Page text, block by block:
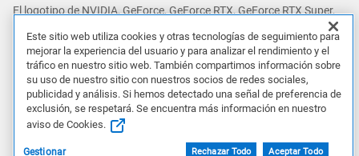
El logotipo de NVIDIA, GeForce, GeForce RTX, GeForce RTX Super,
Reflex, DLSS, CUDA, FXAA, GameStream, G-SYNC, G-SYNC Ultimate,
NVLINK, ShadowPlay, SLI, TXAA, PhysX, GeForce Experience,
GeForce NOW, Maxwell, Pascal y Turing son marcas comerciales
y/o marcas comerciales registradas de NVIDIA Corporation en los
EE. UU. y otros países. Snapdragon es una marca comercial o
marca comercial registrada de Qualcomm Incorporated. Otras
Este sitio web utiliza cookies y otras tecnologías de seguimiento para
mejorar la experiencia del usuario y para analizar el rendimiento y el
tráfico en nuestro sitio web. También compartimos información sobre
su uso de nuestro sitio con nuestros socios de redes sociales,
publicidad y análisis. Si hemos detectado una señal de preferencia de
exclusión, se respetará. Se encuentra más información en nuestro
aviso de Cookies.
Gestionar Rechazar Todo Aceptar Todo